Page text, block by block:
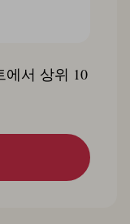
에서 상위 10